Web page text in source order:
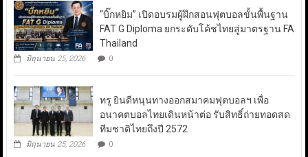
“บิ๊กหยิม” เปิดอบรมผู้ฝึกสอนฟุตบอลขั้นพื้นฐาน
FAT G Diploma ยกระดับโค้ชไทยสู่มาตรฐาน FA
Thailand
มิถุนายน 25, 2026 0
ทรู ยินดีหนุนทางออกสมาคมฟุตบอลฯ เพื่อ
อนาคตบอลไทยเดินหน้าต่อ รับสิทธิ์ถ่ายทอดสด
ทีมชาติไทยถึงปี 2572
มิถุนายน 25, 2026 0